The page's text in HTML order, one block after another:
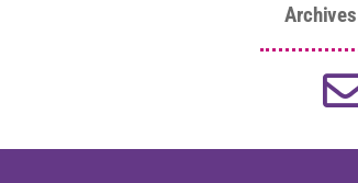
Archives